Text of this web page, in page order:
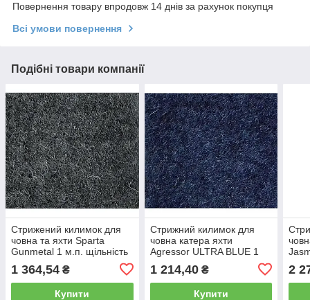
Повернення товару впродовж 14 днів за рахунок покупця
Всі умови повернення
Подібні товари компанії
Стрижений килимок для
човна та яхти Sparta
Gunmetal 1 м.п. щільність
1 364,54 ₴
Купити
Стрижний килимок для
човна катера яхти
Agressor ULTRA BLUE 1
1 214,40₴
Купити
2